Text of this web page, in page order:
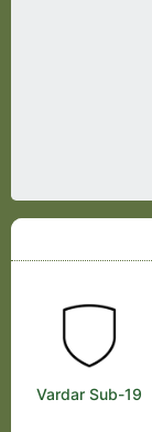
Vardar Sub-19